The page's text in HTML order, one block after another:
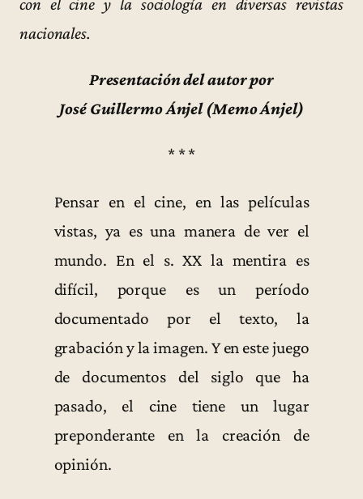
nacionales.
Presentación del autor por
José Guillermo Ánjel (Memo Ánjel)
* * *
Pensar en el cine, en las películas
vistas, ya es una manera de ver el
mundo. En el s. XX la mentira es
difícil, porque es un período
documentado por el texto, la
grabación y la imagen. Y en este juego
de documentos del siglo que ha
pasado, el cine tiene un lugar
preponderante en la creación de
opinión.